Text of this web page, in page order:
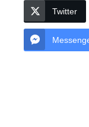
Twitter